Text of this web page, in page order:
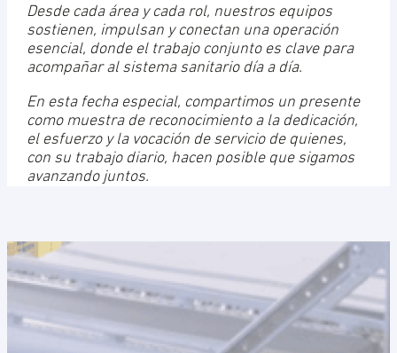
Desde cada área y cada rol, nuestros equipos
sostienen, impulsan y conectan una operación
esencial, donde el trabajo conjunto es clave para
acompañar al sistema sanitario día a día.
En esta fecha especial, compartimos un presente
como muestra de reconocimiento a la dedicación,
el esfuerzo y la vocación de servicio de quienes,
con su trabajo diario, hacen posible que sigamos
avanzando juntos.